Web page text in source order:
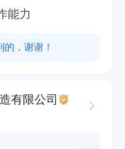
能力
的，谢谢！
有限公司